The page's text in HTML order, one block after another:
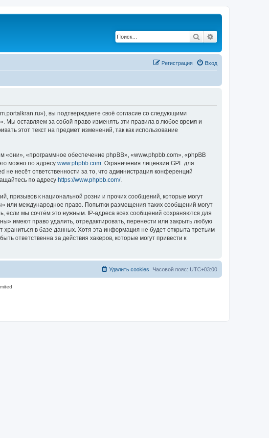
Поиск
Вход
Регистрация
вы подтверждаете своё согласие со следующими
Мы оставляем за собой право изменять эти правила в любое время и
этот текст на предмет изменений, так как использование
«программное обеспечение phpBB», «www.phpbb.com», «phpBB
можно по адресу www.phpbb.com . Ограничения лицензии GPL для
несёт ответственности за то, что администрация конференций
по адресу https://www.phpbb.com/.
призывов к национальной розни и прочих сообщений, которые могут
или международное право. Попытки размещения таких сообщений могут
если мы сочтём это нужным. IP-адреса всех сообщений сохраняются для
имеют право удалить, отредактировать, перенести или закрыть любую
в базе данных. Хотя эта информация не будет открыта третьим
ответственна за действия хакеров, которые могут привести к
Часовой пояс: UTC+03:00
Удалить cookies